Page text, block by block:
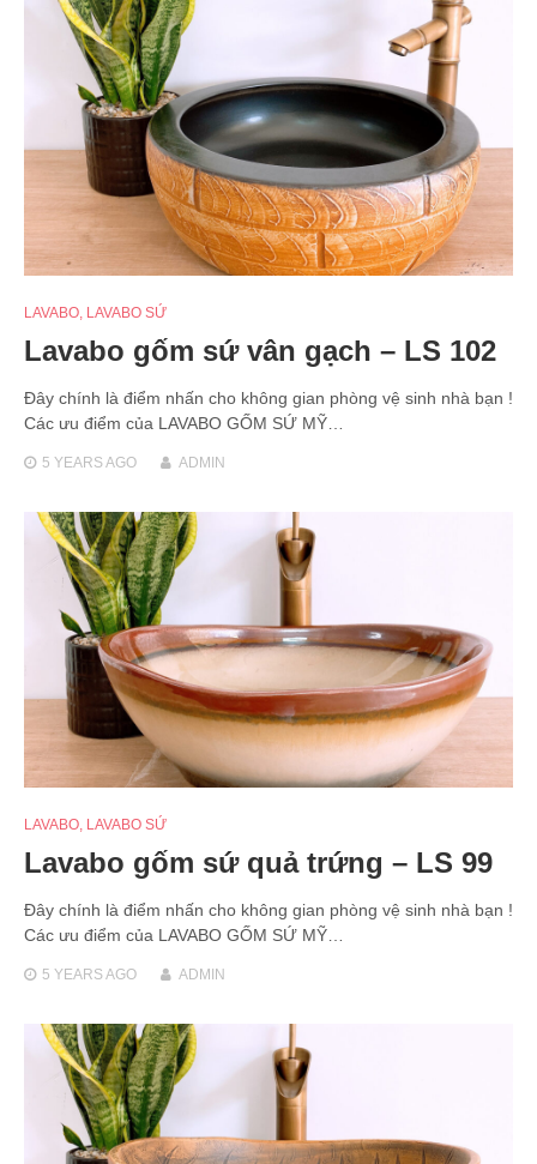
LAVABO LAVABO SỨ
Lavabo gốm sứ vân gạch – LS 102
Đây chính là điểm nhấn cho không gian phòng vệ sinh nhà bạn !
Các ưu điểm của LAVABO GỐM SỨ MỸ…
5 YEARSAGO ADMIN
LAVABO LAVABO SỨ
Lavabo gốm sứ quả trứng – LS 99
Đây chính là điểm nhấn cho không gian phòng vệ sinh nhà bạn !
Các ưu điểm của LAVABO GỐM SỨ MỸ…
5 YEARSAGO ADMIN